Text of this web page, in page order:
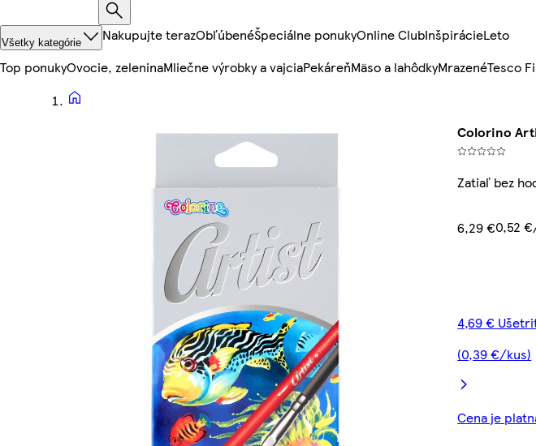
Všetky kategórie Nakupujte terazObľúbenéŠpeciálne ponukyOnline ClubInšpirácieLeto
Top ponukyOvocie, zeleninaMliečne výrobky a vajciaPekáreňMäso a lahôdkyMrazenéTesco
Colorino
Zatiaľ bez
6,29 €0,52
4,69 €
(0,39 €/kus)
Cena je